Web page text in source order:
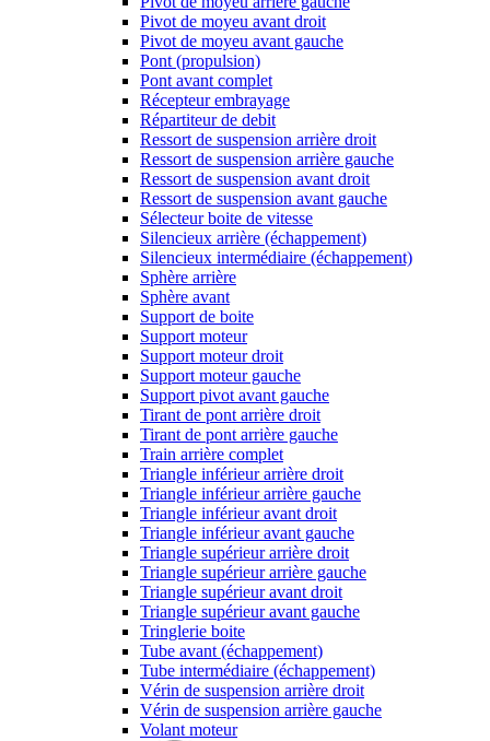
Pivot de moyeu avant droit
Pivot de moyeu avant gauche
Pont (propulsion)
Pont avant complet
Récepteur embrayage
Répartiteur de debit
Ressort de suspension arrière droit
Ressort de suspension arrière gauche
Ressort de suspension avant droit
Ressort de suspension avant gauche
Sélecteur boite de vitesse
Silencieux arrière (échappement)
Silencieux intermédiaire (échappement)
Sphère arrière
Sphère avant
Support de boite
Support moteur
Support moteur droit
Support moteur gauche
Support pivot avant gauche
Tirant de pont arrière droit
Tirant de pont arrière gauche
Train arrière complet
Triangle inférieur arrière droit
Triangle inférieur arrière gauche
Triangle inférieur avant droit
Triangle inférieur avant gauche
Triangle supérieur arrière droit
Triangle supérieur arrière gauche
Triangle supérieur avant droit
Triangle supérieur avant gauche
Tringlerie boite
Tube avant (échappement)
Tube intermédiaire (échappement)
Vérin de suspension arrière droit
Vérin de suspension arrière gauche
Volant moteur